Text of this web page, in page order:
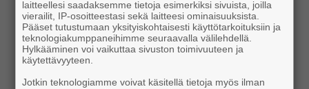
laitteellesi saadaksemme tietoja esimerkiksi sivuista, joilla
vierailit, IP-osoitteestasi sekä laitteesi ominaisuuksista.
Pääset tutustumaan yksityiskohtaisesti käyttötarkoituksiin ja
teknologiakumppaneihimme seuraavalla välilehdellä.
Hylkääminen voi vaikuttaa sivuston toimivuuteen ja
käytettävyyteen.
Jotkin teknologiamme voivat käsitellä tietoja myös ilman